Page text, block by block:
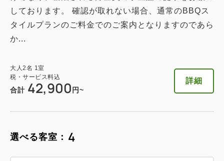
詳細 日付を選択
税・サービス料込
グランピングドームテント ハリウッ
ドツイン
セミダブル×2
しております。 確認が取れない場合、通常のBBQス
タイルプランのご料金でのご案内となりますのであら
か...
大人2名 1室
税・サービス料込
合計 42,900 円~
詳細
選べる客室： 4